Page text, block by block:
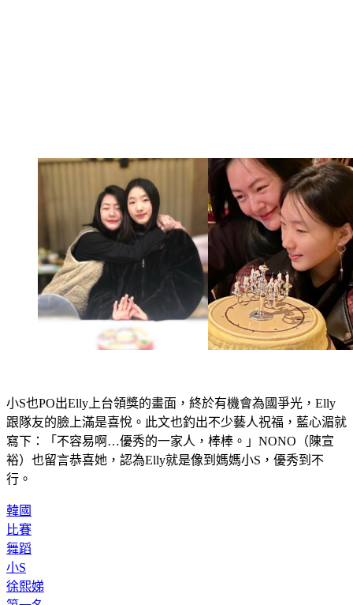
小S也PO出Elly上台領獎的畫面，終於有機會為國爭光，Elly
跟隊友的臉上滿是喜悅。此文也釣出不少藝人祝福，藍心湄就
寫下：「不容易啊…優秀的一家人，棒棒。」NONO（陳宣
裕）也留言恭喜她，認為Elly就是像到媽媽小S，優秀到不
韓國
比賽
舞蹈
小S